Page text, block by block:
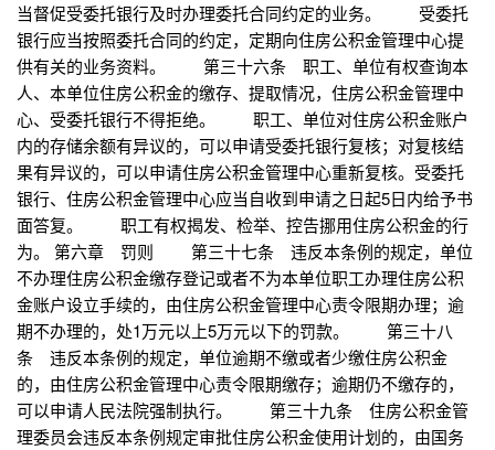
当督促受委托银行及时办理委托合同约定的业务。 受委托
银行应当按照委托合同的约定，定期向住房公积金管理中心提
供有关的业务资料。 第三十六条 职工、单位有权查询本
人、本单位住房公积金的缴存、提取情况，住房公积金管理中
心、受委托银行不得拒绝。 职工、单位对住房公积金账户
内的存储余额有异议的，可以申请受委托银行复核；对复核结
果有异议的，可以申请住房公积金管理中心重新复核。受委托
银行、住房公积金管理中心应当自收到申请之日起5日内给予书
面答复。 职工有权揭发、检举、控告挪用住房公积金的行
为。 第六章 罚则 第三十七条 违反本条例的规定，单位
不办理住房公积金缴存登记或者不为本单位职工办理住房公积
金账户设立手续的，由住房公积金管理中心责令限期办理；逾
期不办理的，处1万元以上5万元以下的罚款。 第三十八
条 违反本条例的规定，单位逾期不缴或者少缴住房公积金
的，由住房公积金管理中心责令限期缴存；逾期仍不缴存的，
可以申请人民法院强制执行。 第三十九条 住房公积金管
理委员会违反本条例规定审批住房公积金使用计划的，由国务